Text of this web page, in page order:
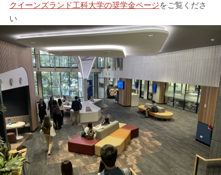
クイーンズランド工科大学の奨学金ページをご覧くださ
い